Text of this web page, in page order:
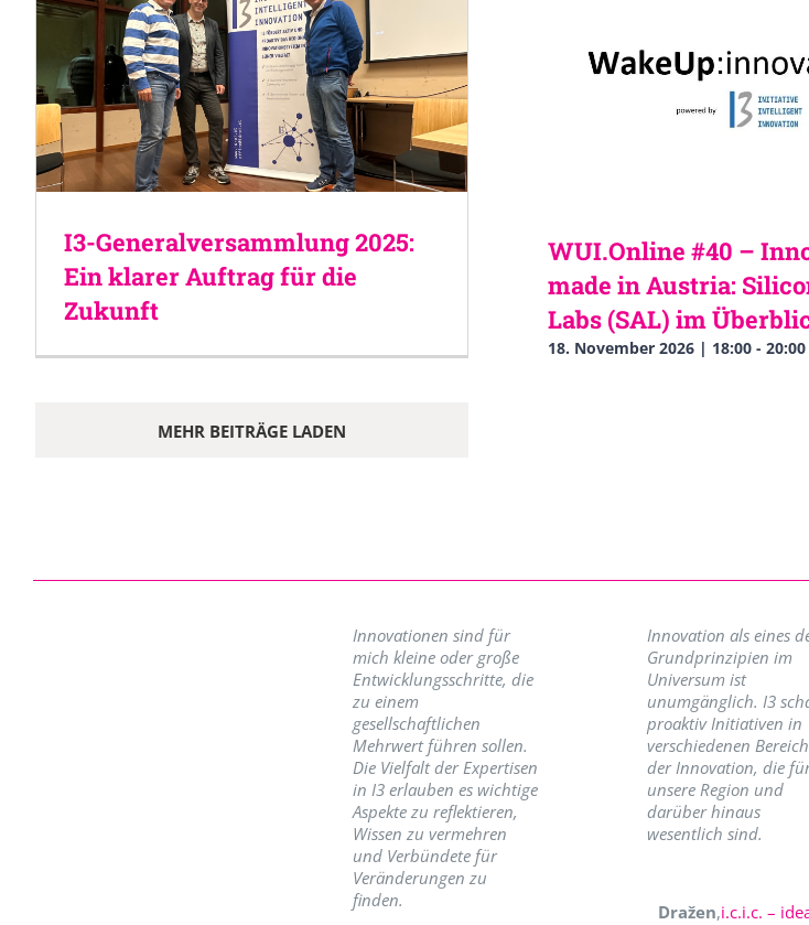
I3-Generalversammlung 2025:
Ein klarer Auftrag für die
Zukunft
MEHR BEITRÄGE LADEN
WUI.Online #40 –
made in Austria:
Labs (SAL) im
18. November 2026 | 18:00- 20:00
Innovationen sind für
mich kleine oder große
Entwicklungsschritte, die
zu einem
gesellschaftlichen
Mehrwert führen sollen.
Die Vielfalt der Expertisen
in I3 erlauben es wichtige
Aspekte zu reflektieren,
Wissen zu vermehren
und Verbündete für
Veränderungen zu
finden.
Innovation als eines
Grundprinzipien im
Universum ist
unumgänglich. I3
proaktiv Initiativen in
verschiedenen
der Innovation, die
unsere Region und
darüber hinaus
wesentlich sind.
Dražen,i.c.i.c. –